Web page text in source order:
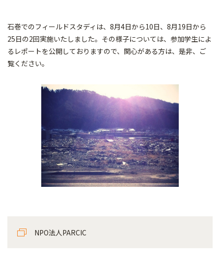
石巻でのフィールドスタディは、8月4日から10日、8月19日から
25日の2回実施いたしました。その様子については、参加学生によ
るレポートを公開しておりますので、関心がある方は、是非、ご
覧ください。
NPO法人PARCIC